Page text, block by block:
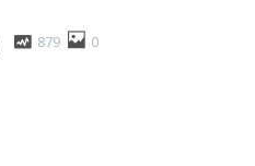
879 0